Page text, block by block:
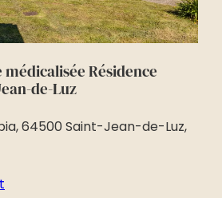
Résidence
de-Luz
64500 Saint-Jean-de-Luz,